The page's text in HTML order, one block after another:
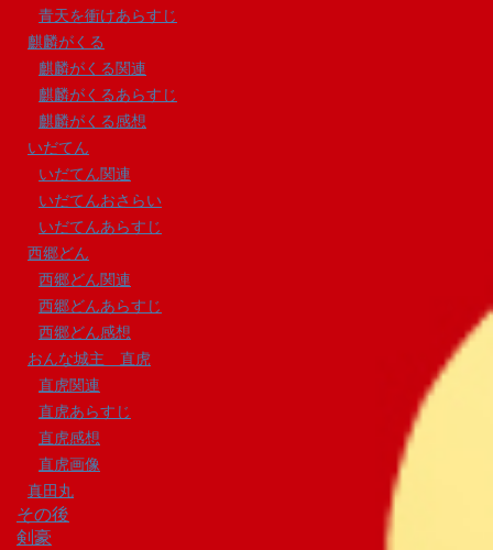
青天を衝けあらすじ
麒麟がくる
麒麟がくる関連
麒麟がくるあらすじ
麒麟がくる感想
いだてん
いだてん関連
いだてんおさらい
いだてんあらすじ
西郷どん
西郷どん関連
西郷どんあらすじ
西郷どん感想
おんな城主 直虎
直虎関連
直虎あらすじ
直虎感想
直虎画像
真田丸
その後
剣豪